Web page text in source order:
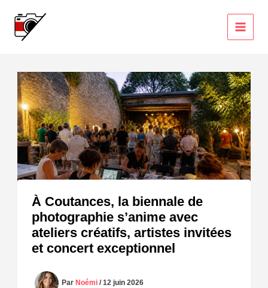
contenu
À Coutances, la biennale de
photographie s’anime avec
ateliers créatifs, artistes invitées
et concert exceptionnel
ParNoémi/12 juin 2026